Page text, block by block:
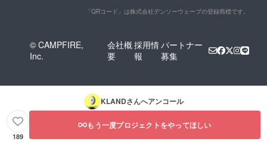
「QRコード」は株式会社デンソーウェーブの登録商標です。
© CAMPFIRE,
Inc.
会社概
要
採用情
報
パートナー
募集
KLANDさんへアンコール
189
もう一度プロジェクトをやってほしい